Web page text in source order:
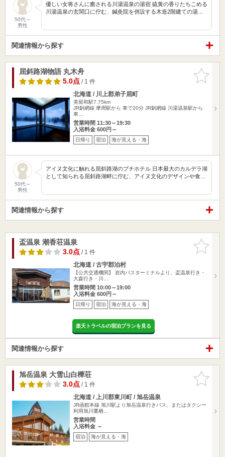
50代～
男性
優しい女将さんに癒される川湯温泉の湯宿 硫黄の香りたちこめる
川湯温泉の玄関口に佇む、鍼灸院を併設する木造2階建ての湯…
関連情報から探す
お気に入
りに追加
屈斜路湖物語 丸木舟
5.0点/ 1 件
北海道 / 川上郡弟子屈町
美留和駅7.75km
JR釧網線 摩周駅から 車で20分 JR釧網線 川湯温泉駅から
車…
営業時間 11:30～19:30
入浴料金 600円～
日帰り 宿泊 海が見える・海
50代～
男性
アイヌ文化に触れる屈斜路湖のプチホテル 日本最大のカルデラ湖
として知られる屈斜路湖畔に佇む、アイヌ文化のデザインや食…
関連情報から探す
お気に入
りに追加
盃温泉 潮香荘温泉
3.0点/ 1 件
北海道 / 古宇郡泊村
【公共交通機関】 岩内バスターミナルより、盃温泉行き・
大森行き・川…
営業時間 10:00～19:00
入浴料金 600円～
日帰り 宿泊 海が見える・海
楽天トラベルの宿泊プランを見る
関連情報から探す
お気に入
りに追加
旭岳温泉 大雪山白樺荘
3.0点/ 1 件
北海道 / 上川郡東川町 / 旭岳温泉
JR函館本線 旭川駅より旭岳温泉行きバス、またはタクシー
利用旭川鷹栖…
営業時間
入浴料金 ～
宿泊 海が見える・海